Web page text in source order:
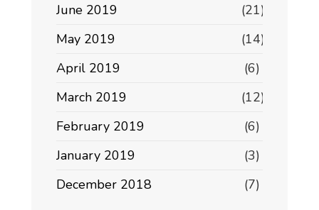
June 2019
(21)
May 2019
(14)
April 2019
(6)
March 2019
(12)
February 2019
(6)
January 2019
(3)
December 2018
(7)